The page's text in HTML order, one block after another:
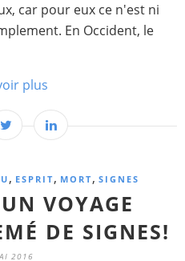
car pour eux ce n'est ni
En Occident, le
plus
, ESPRIT, MORT, SIGNES
VOYAGE
DE SIGNES!
2016